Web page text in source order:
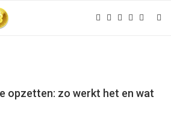
opzetten: zo werkt het en wat